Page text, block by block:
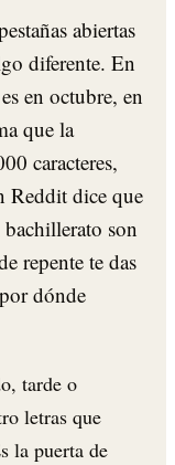
abiertas
diferente. En
en octubre, en
que la
caracteres,
Reddit dice que
son
repente te das
dónde
tarde o
letras que
la puerta de